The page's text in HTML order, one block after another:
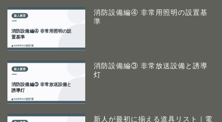
消防設備編④ 非常用照明の設置基
準
消防設備編③ 非常放送設備と誘導
灯
新人が最初に揃える道具リスト｜電